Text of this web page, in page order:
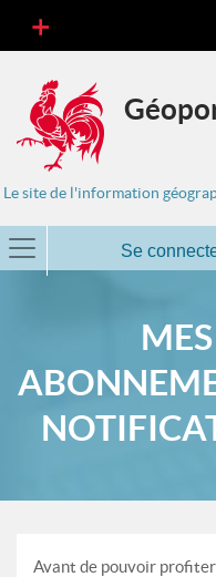
Le site de l'information
Se
MES
Avant de pouvoir